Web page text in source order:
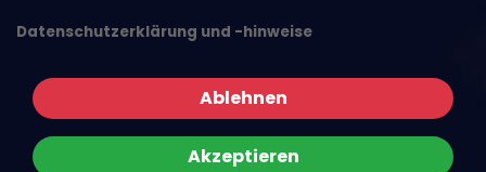
Datenschutzerklärung und -hinweise
Ablehnen
Akzeptieren